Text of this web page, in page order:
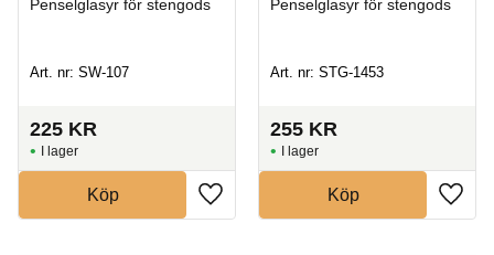
Penselglasyr för stengods
Art. nr: SW-107
225 KR
I lager
Köp
Penselglasyr för stengods
Art. nr: STG-1453
255 KR
I lager
Köp